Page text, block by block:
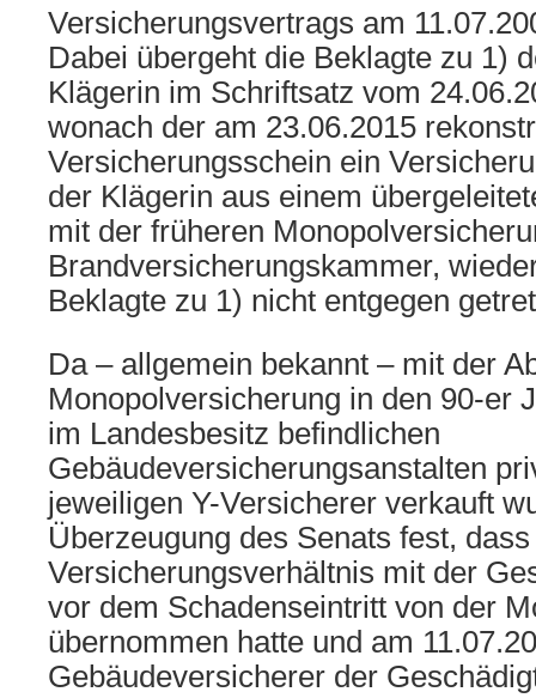
Versicherungsvertrags am
Dabei übergeht die Beklagte zu 1)
Klägerin im Schriftsatz vom
wonach der am 23.06.2015
Versicherungsschein ein
der Klägerin aus einem
mit der früheren
Brandversicherungskammer,
Beklagte zu 1) nicht entgegen
Da – allgemein bekannt – mit der
Monopolversicherung in den 90-er
im Landesbesitz befindlichen
Gebäudeversicherungsanstalten
jeweiligen Y-Versicherer verkauft
Überzeugung des Senats fest,
Versicherungsverhältnis mit der
vor dem Schadenseintritt von der
übernommen hatte und am
Gebäudeversicherer der